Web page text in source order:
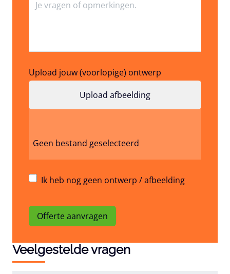
Upload jouw (voorlopige) ontwerp
Geen bestand geselecteerd
Ik heb nog geen ontwerp / afbeelding
Offerte aanvragen
Veelgestelde vragen